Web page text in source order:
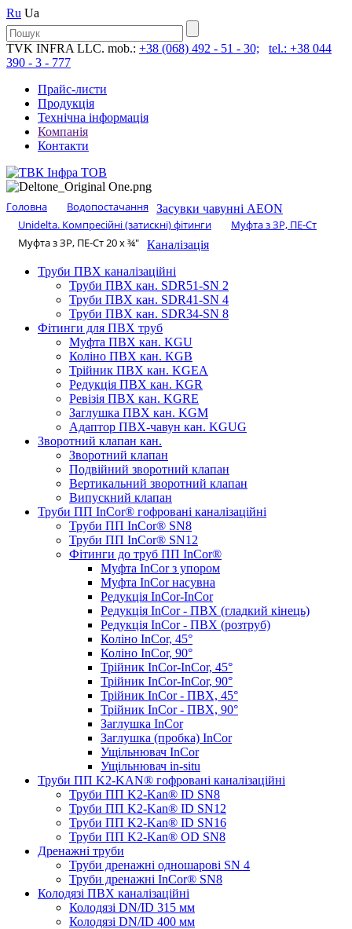
Ru Ua
TVK INFRA LLC. mob.: +38 (068) 492 - 51 - 30;
tel.: +38 044
390 - 3 - 777
Прайс-листи
Продукція
Технічна інформація
Компанія
Контакти
Головна
Водопостачання
Unidelta. Компресійні (затискні) фітинги
Муфта з ЗР, ПЕ-Ст
Муфта з ЗР, ПЕ-Ст 20 х ¾″
Засувки чавунні AEON
Каналізація
Труби ПВХ каналізаційні
Труби ПВХ кан. SDR51-SN 2
Труби ПВХ кан. SDR41-SN 4
Труби ПВХ кан. SDR34-SN 8
Фітинги для ПВХ труб
Муфта ПВХ кан. KGU
Коліно ПВХ кан. KGB
Трійник ПВХ кан. KGEA
Редукція ПВХ кан. KGR
Ревізія ПВХ кан. KGRE
Заглушка ПВХ кан. KGM
Адаптор ПВХ-чавун кан. KGUG
Зворотний клапан кан.
Зворотний клапан
Подвійний зворотний клапан
Вертикальний зворотний клапан
Випускний клапан
Труби ПП InCor® гофровані каналізаційні
Труби ПП InCor® SN8
Труби ПП InCor® SN12
Фітинги до труб ПП InCor®
Муфта InCor з упором
Муфта InCor насувна
Редукція InCor-InCor
Редукція InCor - ПВХ (гладкий кінець)
Редукція InCor - ПВХ (розтруб)
Коліно InCor, 45°
Коліно InCor, 90°
Трійник InCor-InCor, 45°
Трійник InCor-InCor, 90°
Трійник InCor - ПВХ, 45°
Трійник InCor - ПВХ, 90°
Заглушка InCor
Заглушка (пробка) InCor
Ущільнювач InCor
Ущільнювач in-situ
Труби ПП K2-KAN® гоф­ровані каналізаційні
Труби ПП K2-Kan® ID SN8
Труби ПП K2-Kan® ID SN12
Труби ПП K2-Kan® ID SN16
Труби ПП K2-Kan® OD SN8
Дренажні труби
Труби дренажні одношарові SN 4
Труби дренажні InCor® SN8
Колодязі ПВХ каналізаційні
Колодязі DN/ID 315 мм
Колодязі DN/ID 400 мм